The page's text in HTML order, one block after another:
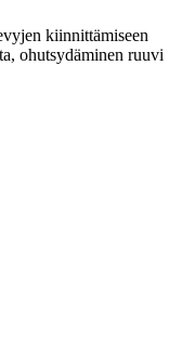
kiinnittämiseen
ohutsydäminen ruuvi